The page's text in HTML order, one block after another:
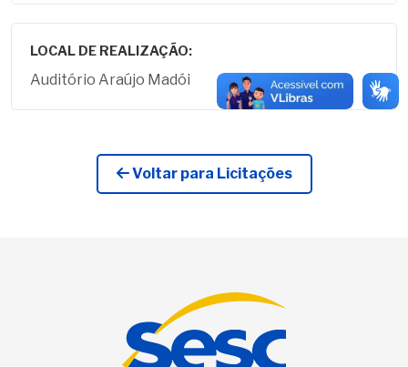
LOCAL DE REALIZAÇÃO:
Auditório Araújo Madói
Voltar para Licitações